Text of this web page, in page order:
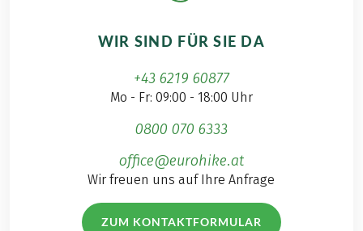
WIR SIND FÜR SIE DA
+43 6219 60877
Mo - Fr: 09:00 - 18:00 Uhr
0800 070 6333
office@eurohike.at
Wir freuen uns auf Ihre Anfrage
ZUM KONTAKTFORMULAR